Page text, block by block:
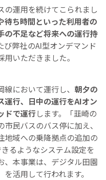
の運用を続けてこられまし
待ち時間といった利用者の
の不足など将来への運行持
び弊社のAI型オンデマンド
いただきました。
において運行し、 朝夕の
運行、日中の運行をAIオン
ドで運行します。「韮崎の
民バスのバス停に加え、
地域への乗降拠点の追加の
るようなシステム設定を
、本事業は、デジタル田園
活用して行われます。